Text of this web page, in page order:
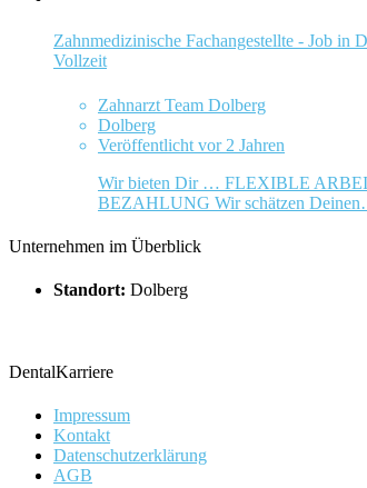
Zahnmedizinische Fachangestellte - Job in
Vollzeit
Zahnarzt Team Dolberg
Dolberg
Veröffentlicht vor 2 Jahren
Wir bieten Dir … FLEXIBLE
BEZAHLUNG Wir schätzen
Unternehmen im Überblick
Standort: Dolberg
DentalKarriere
Impressum
Kontakt
Datenschutzerklärung
AGB